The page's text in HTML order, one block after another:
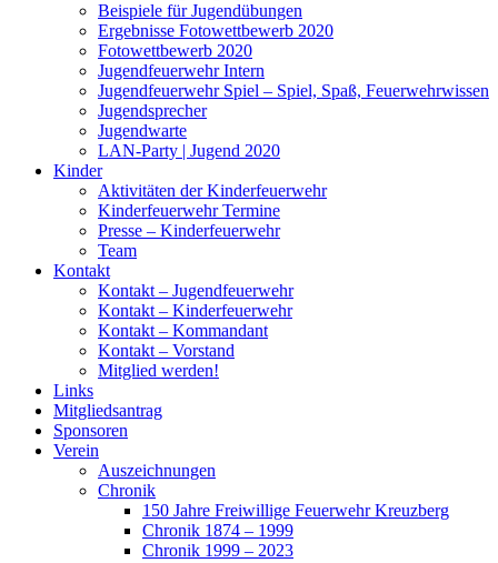
Beispiele für Jugendübungen
Ergebnisse Fotowettbewerb 2020
Fotowettbewerb 2020
Jugendfeuerwehr Intern
Jugendfeuerwehr Spiel – Spiel, Spaß, Feuerwehrwissen
Jugendsprecher
Jugendwarte
LAN-Party | Jugend 2020
Kinder
Aktivitäten der Kinderfeuerwehr
Kinderfeuerwehr Termine
Presse – Kinderfeuerwehr
Team
Kontakt
Kontakt – Jugendfeuerwehr
Kontakt – Kinderfeuerwehr
Kontakt – Kommandant
Kontakt – Vorstand
Mitglied werden!
Links
Mitgliedsantrag
Sponsoren
Verein
Auszeichnungen
Chronik
150 Jahre Freiwillige Feuerwehr Kreuzberg
Chronik 1874 – 1999
Chronik 1999 – 2023